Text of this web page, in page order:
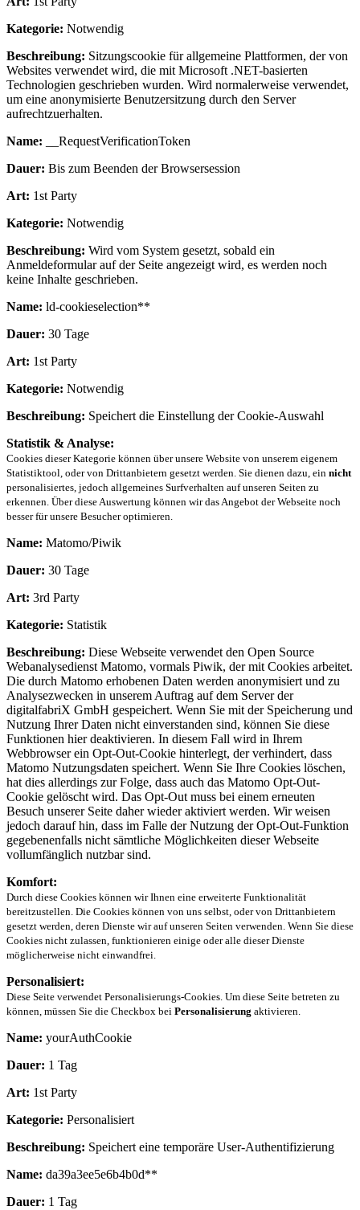
Kategorie: Notwendig
Beschreibung: Sitzungscookie für allgemeine Plattformen, der von
Websites verwendet wird, die mit Microsoft .NET-basierten
Technologien geschrieben wurden. Wird normalerweise verwendet,
um eine anonymisierte Benutzersitzung durch den Server
aufrechtzuerhalten.
Name: __RequestVerificationToken
Dauer: Bis zum Beenden der Browsersession
Art: 1st Party
Kategorie: Notwendig
Beschreibung: Wird vom System gesetzt, sobald ein
Anmeldeformular auf der Seite angezeigt wird, es werden noch
keine Inhalte geschrieben.
Name: ld-cookieselection**
Dauer: 30 Tage
Art: 1st Party
Kategorie: Notwendig
Beschreibung: Speichert die Einstellung der Cookie-Auswahl
Statistik & Analyse:
Cookies dieser Kategorie können über unsere Website von unserem eigenem
Statistiktool, oder von Drittanbietern gesetzt werden. Sie dienen dazu, ein nicht
personalisiertes, jedoch allgemeines Surfverhalten auf unseren Seiten zu
erkennen. Über diese Auswertung können wir das Angebot der Webseite noch
besser für unsere Besucher optimieren.
Name: Matomo/Piwik
Dauer: 30 Tage
Art: 3rd Party
Kategorie: Statistik
Beschreibung: Diese Webseite verwendet den Open Source
Webanalysedienst Matomo, vormals Piwik, der mit Cookies arbeitet.
Die durch Matomo erhobenen Daten werden anonymisiert und zu
Analysezwecken in unserem Auftrag auf dem Server der
digitalfabriX GmbH gespeichert. Wenn Sie mit der Speicherung und
Nutzung Ihrer Daten nicht einverstanden sind, können Sie diese
Funktionen hier deaktivieren. In diesem Fall wird in Ihrem
Webbrowser ein Opt-Out-Cookie hinterlegt, der verhindert, dass
Matomo Nutzungsdaten speichert. Wenn Sie Ihre Cookies löschen,
hat dies allerdings zur Folge, dass auch das Matomo Opt-Out-
Cookie gelöscht wird. Das Opt-Out muss bei einem erneuten
Besuch unserer Seite daher wieder aktiviert werden. Wir weisen
jedoch darauf hin, dass im Falle der Nutzung der Opt-Out-Funktion
gegebenenfalls nicht sämtliche Möglichkeiten dieser Webseite
vollumfänglich nutzbar sind.
Komfort:
Durch diese Cookies können wir Ihnen eine erweiterte Funktionalität
bereitzustellen. Die Cookies können von uns selbst, oder von Drittanbietern
gesetzt werden, deren Dienste wir auf unseren Seiten verwenden. Wenn Sie diese
Cookies nicht zulassen, funktionieren einige oder alle dieser Dienste
möglicherweise nicht einwandfrei.
Personalisiert:
Diese Seite verwendet Personalisierungs-Cookies. Um diese Seite betreten zu
können, müssen Sie die Checkbox bei Personalisierung aktivieren.
Name: yourAuthCookie
Dauer: 1 Tag
Art: 1st Party
Kategorie: Personalisiert
Beschreibung: Speichert eine temporäre User-Authentifizierung
Name: da39a3ee5e6b4b0d**
Dauer: 1 Tag